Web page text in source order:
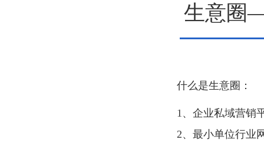
生意圈
什么是生意圈：
1、企业私域营销
2、最小单位行业